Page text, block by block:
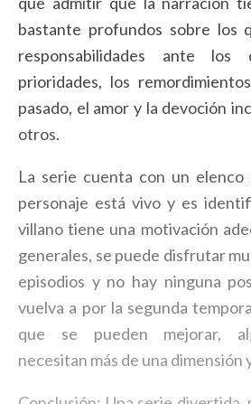
bastante profundos sobre los
responsabilidades ante los
prioridades, los
pasado, el amor y la devoción
otros.
La serie cuenta con un elenco
personaje está vivo y es
villano tiene una motivación
generales, se puede disfrutar
episodios y no hay ninguna
vuelva a por la segunda
que se pueden mejorar,
necesitan más de una dimensión